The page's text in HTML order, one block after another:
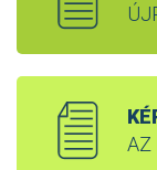
AZ